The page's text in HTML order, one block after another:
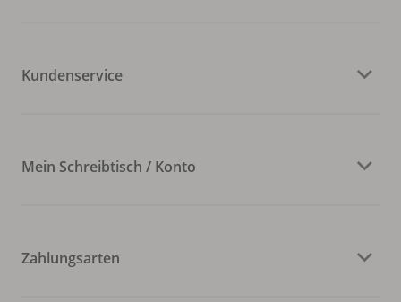
Kundenservice
Mein Schreibtisch / Konto
Zahlungsarten